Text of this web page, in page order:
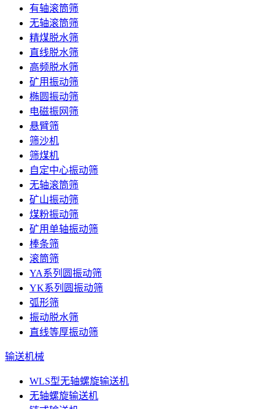
有轴滚筒筛
无轴滚筒筛
精煤脱水筛
直线脱水筛
高频脱水筛
矿用振动筛
椭圆振动筛
电磁振网筛
悬臂筛
筛沙机
筛煤机
自定中心振动筛
无轴滚筒筛
矿山振动筛
煤粉振动筛
矿用单轴振动筛
棒条筛
滚筒筛
YA系列圆振动筛
YK系列圆振动筛
弧形筛
振动脱水筛
直线等厚振动筛
输送机械
WLS型无轴螺旋输送机
无轴螺旋输送机